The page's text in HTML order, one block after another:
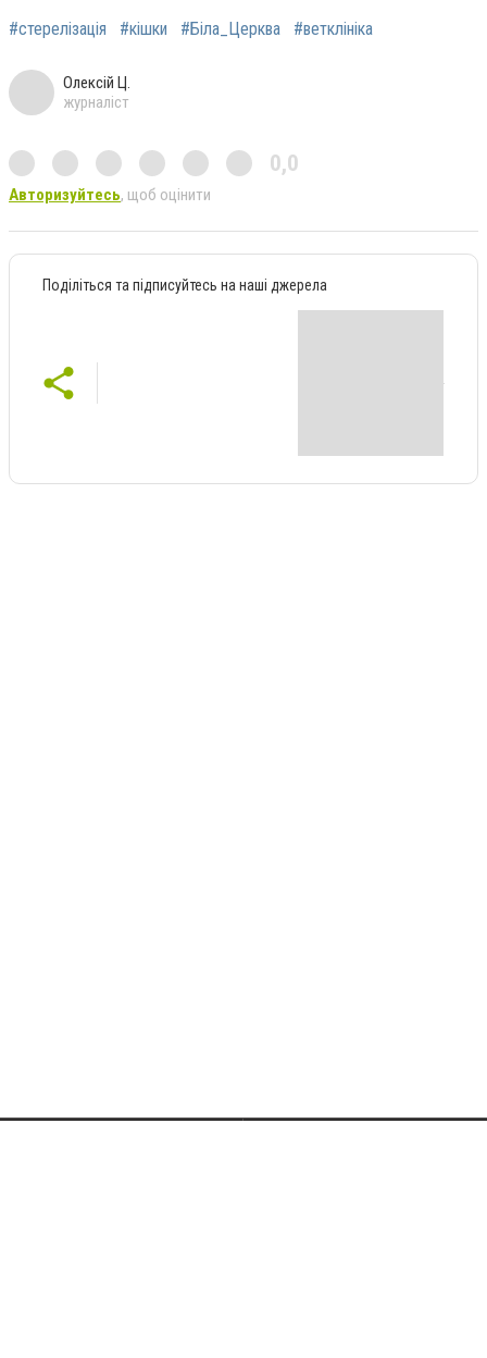
#стерелізація #кішки #Біла_Церква #ветклініка
Олексій Ц.
журналіст
0,0
Авторизуйтесь, щоб оцінити
Поділіться та підписуйтесь на наші джерела